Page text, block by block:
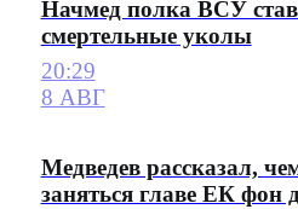
Начмед полка ВСУ
смертельные уколы
20:29
8 АВГ
Медведев рассказал,
заняться главе ЕК фон